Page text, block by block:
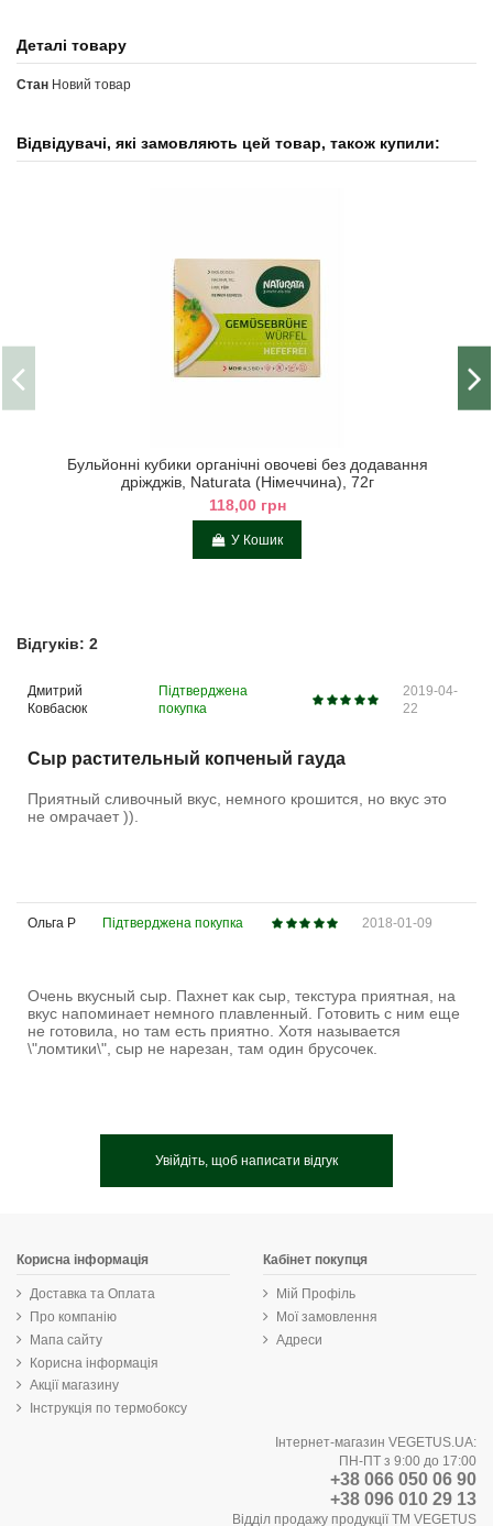
Деталі товару
Стан Новий товар
Відвідувачі, які замовляють цей товар, також купили:
Бульйонні кубики органічні овочеві без додавання
дріжджів, Naturata (Німеччина), 72г
118,00 грн
У Кошик
Відгуків: 2
Дмитрий
Ковбасюк
Підтверджена
покупка
2019-04-
22
Сыр растительный копченый гауда
Приятный сливочный вкус, немного крошится, но вкус это
не омрачает )).
Ольга Р Підтверджена покупка 2018-01-09
Очень вкусный сыр. Пахнет как сыр, текстура приятная, на
вкус напоминает немного плавленный. Готовить с ним еще
не готовила, но там есть приятно. Хотя называется
\"ломтики\", сыр не нарезан, там один брусочек.
Увійдіть, щоб написати відгук
Корисна інформація
Доставка та Оплата
Про компанію
Мапа сайту
Корисна інформація
Акції магазину
Інструкція по термобоксу
Кабінет покупця
Мій Профіль
Мої замовлення
Адреси
Інтернет-магазин VEGETUS.UA:
ПН-ПТ з 9:00 до 17:00
+38 066 050 06 90
+38 096 010 29 13
Відділ продажу продукції ТМ VEGETUS